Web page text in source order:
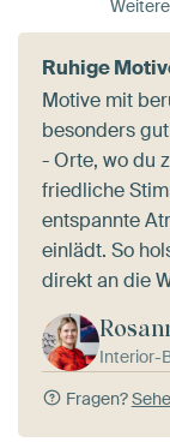
Ruhige
Motive mit
besonders
- Orte, wo du
friedliche
entspannte
einlädt. So
direkt an die
Interior-
Fragen?